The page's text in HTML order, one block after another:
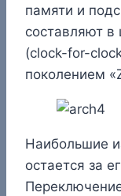
памяти и
составляют
(clock-for-
поколением
Наибольшие
остается за